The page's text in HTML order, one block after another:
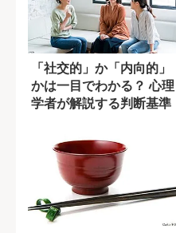
「社交的」か「内向的」
かは一目でわかる？ 心理
学者が解説する判断基準